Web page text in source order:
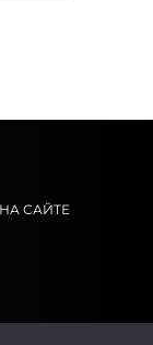
САЙТЕ